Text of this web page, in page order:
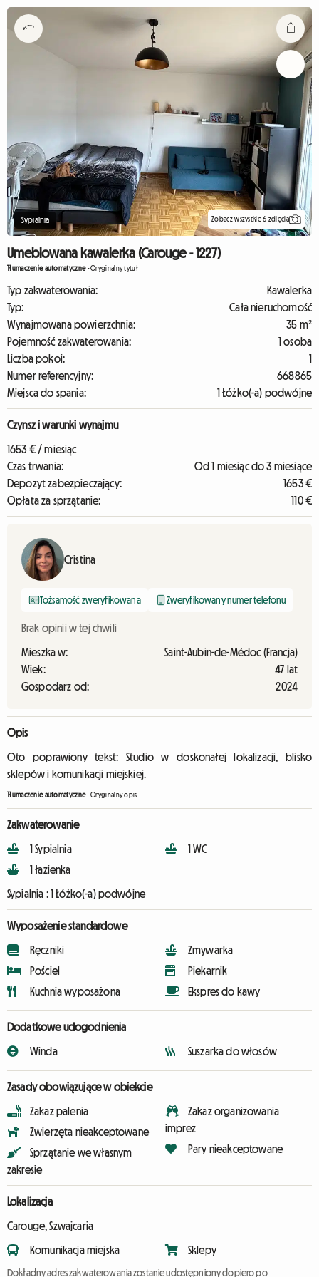
Sypialnia Zobacz wszystkie 6 zdjęcia
Umeblowana kawalerka (Carouge - 1227)
Tłumaczenie automatyczne-Oryginalny tytuł
Typ zakwaterowania:
Kawalerka
Typ:
Cała nieruchomość
Wynajmowana powierzchnia:
35 m²
Pojemność zakwaterowania:
1 osoba
Liczba pokoi:
1
Numer referencyjny:
668865
Miejsca do spania:
1 Łóżko(-a) podwójne
Czynsz i warunki wynajmu
1653 € / miesiąc
Czas trwania:
Od 1 miesiąc do 3 miesiące
Depozyt zabezpieczający:
1653 €
Opłata za sprzątanie:
110 €
Cristina
Tożsamość zweryfikowana Zweryfikowany numer telefonu
Brak opinii w tej chwili
Mieszka w:
Saint-Aubin-de-Médoc (Francja)
Wiek:
47 lat
Gospodarz od:
2024
Opis
Oto poprawiony tekst: Studio w doskonałej lokalizacji, blisko
sklepów i komunikacji miejskiej.
Tłumaczenie automatyczne-Oryginalny opis
Zakwaterowanie
1 Sypialnia
1 łazienka
1 WC
Sypialnia :1 Łóżko(-a) podwójne
Wyposażenie standardowe
Ręczniki
Pościel
Kuchnia wyposażona
Zmywarka
Piekarnik
Ekspres do kawy
Dodatkowe udogodnienia
Winda Suszarka do włosów
Zasady obowiązujące w obiekcie
Zakaz palenia
Zwierzęta nieakceptowane
Sprzątanie we własnym
zakresie
Zakaz organizowania
imprez
Pary nieakceptowane
Lokalizacja
Carouge, Szwajcaria
Komunikacja miejska Sklepy
Dokładny adres zakwaterowania zostanie udostępniony dopiero po